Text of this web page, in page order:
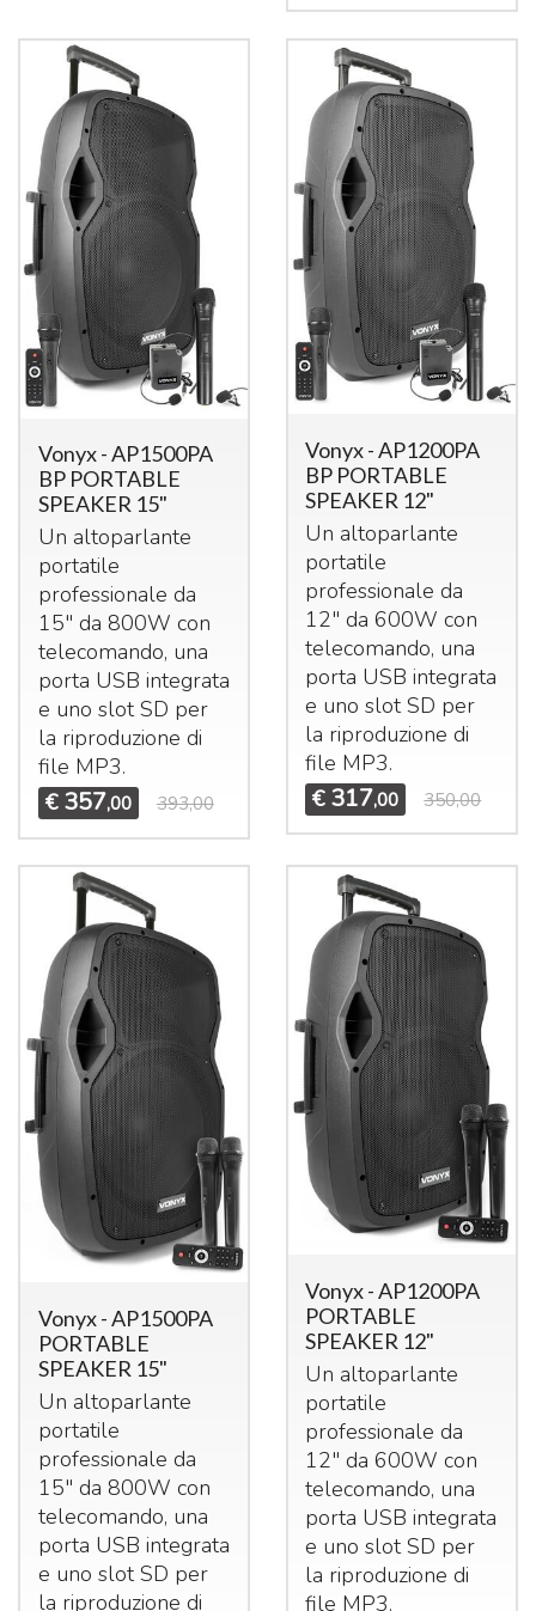
Vonyx - AP1500PA
BP PORTABLE
SPEAKER 15"
Un altoparlante
portatile
professionale da
15" da 800W con
telecomando, una
porta USB integrata
e uno slot SD per
la riproduzione di
file MP3.
€ 357,00 393,00
Vonyx - AP1200PA
BP PORTABLE
SPEAKER 12"
Un altoparlante
portatile
professionale da
12" da 600W con
telecomando, una
porta USB integrata
e uno slot SD per
la riproduzione di
file MP3.
€ 317,00 350,00
Vonyx - AP1500PA
PORTABLE
SPEAKER 15"
Un altoparlante
portatile
professionale da
15" da 800W con
telecomando, una
porta USB integrata
e uno slot SD per
la riproduzione di
Vonyx - AP1200PA
PORTABLE
SPEAKER 12"
Un altoparlante
portatile
professionale da
12" da 600W con
telecomando, una
porta USB integrata
e uno slot SD per
la riproduzione di
file MP3.